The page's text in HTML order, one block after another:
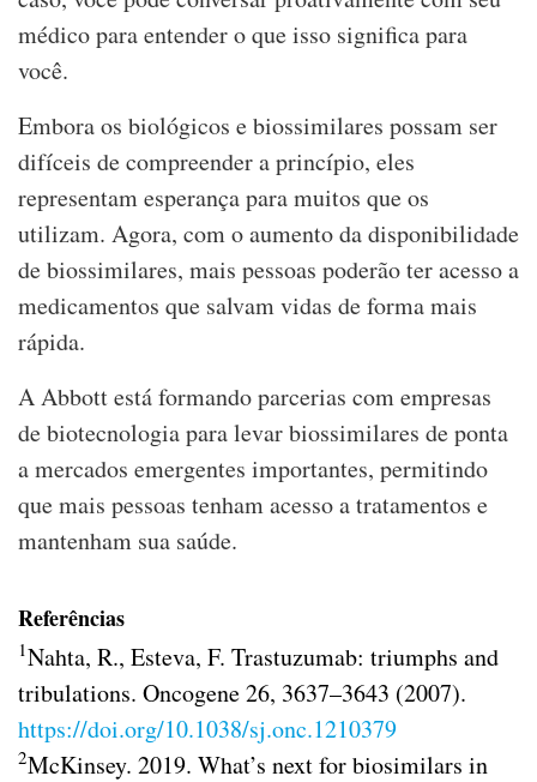
médico para entender o que isso significa para
você.
Embora os biológicos e biossimilares possam ser
difíceis de compreender a princípio, eles
representam esperança para muitos que os
utilizam. Agora, com o aumento da disponibilidade
de biossimilares, mais pessoas poderão ter acesso a
medicamentos que salvam vidas de forma mais
rápida.
A Abbott está formando parcerias com empresas
de biotecnologia para levar biossimilares de ponta
a mercados emergentes importantes, permitindo
que mais pessoas tenham acesso a tratamentos e
mantenham sua saúde.
Referências
1Nahta, R., Esteva, F. Trastuzumab: triumphs and
tribulations. Oncogene 26, 3637–3643 (2007).
https://doi.org/10.1038/sj.onc.1210379
2McKinsey. 2019. What’s next for biosimilars in